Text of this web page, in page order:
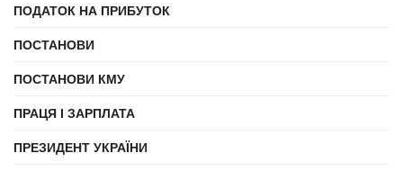
ПОДАТОК НА ПРИБУТОК
ПОСТАНОВИ
ПОСТАНОВИ КМУ
ПРАЦЯ І ЗАРПЛАТА
ПРЕЗИДЕНТ УКРАЇНИ